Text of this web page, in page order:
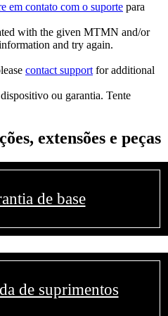
em contato com o suporte para
with the given MTMN and/or
and try again.
contact support for additional
ou garantia. Tente
extensões e peças
de base
de suprimentos